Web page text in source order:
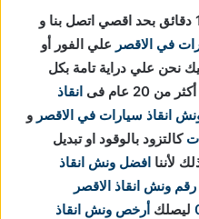
يصل فى خلال 10 دقائق بحد اقصي اتصل بنا و
في الاقصر علي الفور أو
نحن علي دراية تامة بكل
عام فى
انقاذ
انقاذ سيارات في الاقصر و
كالتزود بالوقود او تبديل
لأننا افضل ونش انقاذ
رقم ونش انقاذ الاقصر
ليصلك أرخص ونش انقاذ